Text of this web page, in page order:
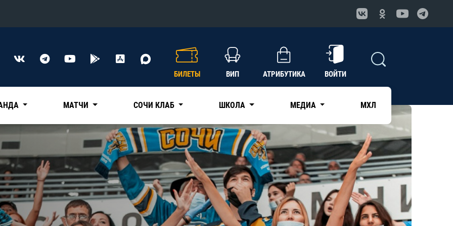
Конференция «Восток»
Нефтехимик
Трактор
Дивизион Чернышева
Авангард
Адмирал
КХЛ
БИЛЕТЫ ВИП АТРИБУТИКА ВОЙТИ
МАТЧИ СОЧИ КЛАБ ШКОЛА МЕДИА МХЛ